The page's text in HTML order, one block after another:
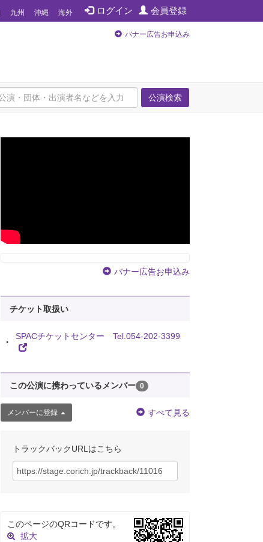
ログイン 会員登録
九州 沖縄 海外
バナー広告お申込み
公演検索
バナー広告お申込み
チケット取扱い
SPACチケットセンター Tel.054-202-3399
この公演に携わっているメンバー 0
メンバーに登録 すべて見る
トラックバックURLはこちら
このページのQRコードです。
拡大